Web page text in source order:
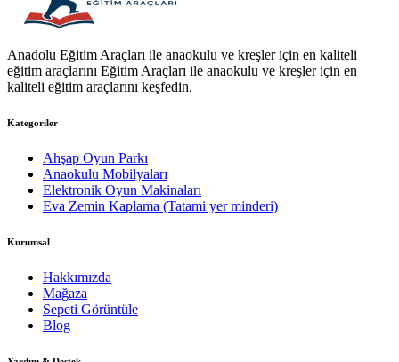
Anadolu Eğitim Araçları ile anaokulu ve kreşler için en kaliteli
eğitim araçlarını Eğitim Araçları ile anaokulu ve kreşler için en
kaliteli eğitim araçlarını keşfedin.
Kategoriler
Ahşap Oyun Parkı
Anaokulu Mobilyaları
Elektronik Oyun Makinaları
Eva Zemin Kaplama (Tatami yer minderi)
Kurumsal
Hakkımızda
Mağaza
Sepeti Görüntüle
Blog